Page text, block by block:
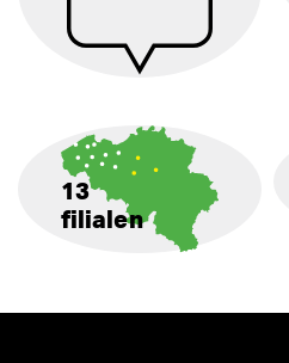
13
filialen